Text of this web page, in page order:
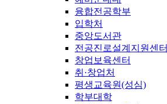
융합전공학부
입학처
중앙도서관
전공진로설계지원센터
창업보육센터
취·창업처
평생교육원(성심)
학부대학